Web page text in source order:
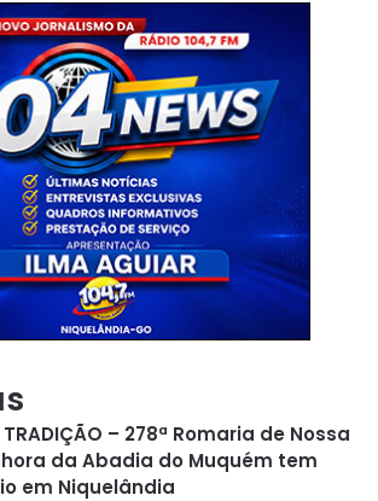
TRADIÇÃO – 278ª Romaria de Nossa
da Abadia do Muquém tem
em Niquelândia